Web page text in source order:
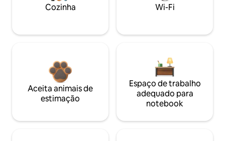
Cozinha Wi-Fi
Aceita animais de
estimação
Espaço de trabalho
adequado para
notebook